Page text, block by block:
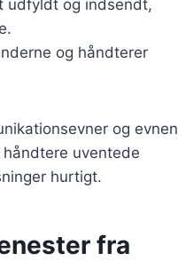
udfyldt og indsendt,
og håndterer
og evnen
uventede
hurtigt.
fra